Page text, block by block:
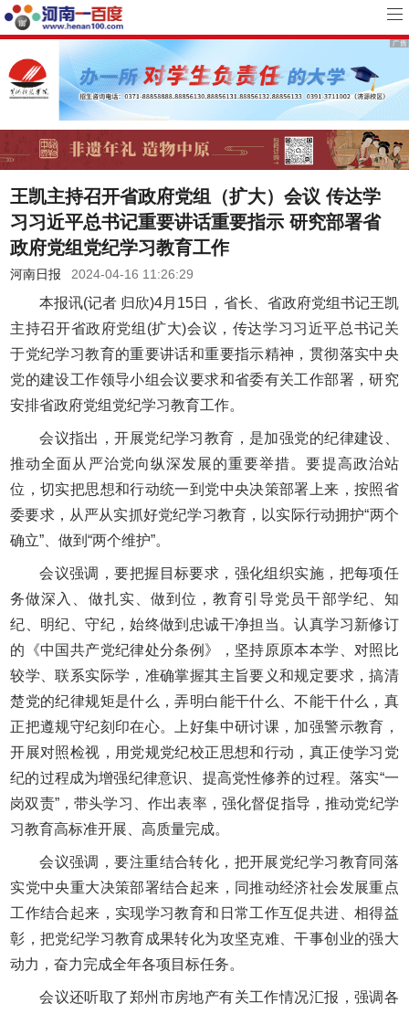
王凯主持召开省政府党组（扩大）会议 传达学
习习近平总书记重要讲话重要指示 研究部署省
政府党组党纪学习教育工作
河南日报 2024-04-16 11:26:29
本报讯(记者 归欣)4月15日，省长、省政府党组书记王凯
主持召开省政府党组(扩大)会议，传达学习习近平总书记关
于党纪学习教育的重要讲话和重要指示精神，贯彻落实中央
党的建设工作领导小组会议要求和省委有关工作部署，研究
安排省政府党组党纪学习教育工作。
会议指出，开展党纪学习教育，是加强党的纪律建设、
推动全面从严治党向纵深发展的重要举措。要提高政治站
位，切实把思想和行动统一到党中央决策部署上来，按照省
委要求，从严从实抓好党纪学习教育，以实际行动拥护“两个
确立”、做到“两个维护”。
会议强调，要把握目标要求，强化组织实施，把每项任
务做深入、做扎实、做到位，教育引导党员干部学纪、知
纪、明纪、守纪，始终做到忠诚干净担当。认真学习新修订
的《中国共产党纪律处分条例》，坚持原原本本学、对照比
较学、联系实际学，准确掌握其主旨要义和规定要求，搞清
楚党的纪律规矩是什么，弄明白能干什么、不能干什么，真
正把遵规守纪刻印在心。上好集中研讨课，加强警示教育，
开展对照检视，用党规党纪校正思想和行动，真正使学习党
纪的过程成为增强纪律意识、提高党性修养的过程。落实“一
岗双责”，带头学习、作出表率，强化督促指导，推动党纪学
习教育高标准开展、高质量完成。
会议强调，要注重结合转化，把开展党纪学习教育同落
实党中央重大决策部署结合起来，同推动经济社会发展重点
工作结合起来，实现学习教育和日常工作互促共进、相得益
彰，把党纪学习教育成果转化为攻坚克难、干事创业的强大
动力，奋力完成全年各项目标任务。
会议还听取了郑州市房地产有关工作情况汇报，强调各